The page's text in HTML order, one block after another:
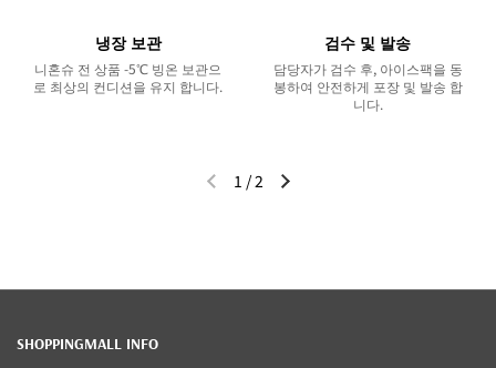
냉장 보관
니혼슈 전 상품 -5℃ 빙온 보관으
로 최상의 컨디션을 유지 합니다.
검수 및 발송
담당자가 검수 후, 아이스팩을 동
봉하여 안전하게 포장 및 발송 합
니다.
이전 슬라이드다음 슬라이드
1 /2
SHOPPINGMALL INFO